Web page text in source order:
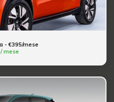
- €395/mese
mese